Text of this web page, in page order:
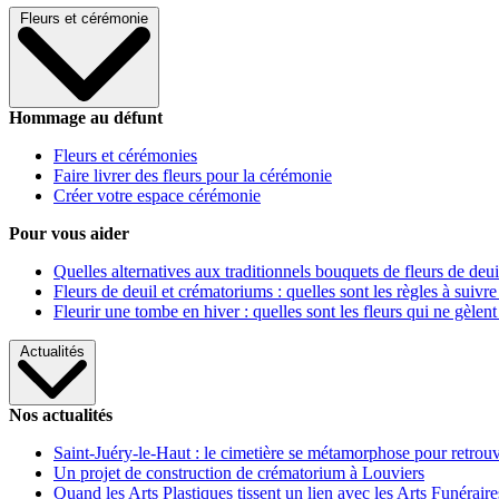
Fleurs et cérémonie
Hommage au défunt
Fleurs et cérémonies
Faire livrer des fleurs pour la cérémonie
Créer votre espace cérémonie
Pour vous aider
Quelles alternatives aux traditionnels bouquets de fleurs de
Fleurs de deuil et crématoriums : quelles sont les règles à
Fleurir une tombe en hiver : quelles sont les fleurs qui ne gèlent
Actualités
Nos actualités
Saint-Juéry-le-Haut : le cimetière se métamorphose pour
Un projet de construction de crématorium à Louviers
Quand les Arts Plastiques tissent un lien avec les Arts